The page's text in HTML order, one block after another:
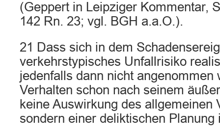
(Geppert in Leipziger Kommentar,
142 Rn. 23; vgl. BGH a.a.O.).
21 Dass sich in dem
verkehrstypisches Unfallrisiko
jedenfalls dann nicht angenommen
Verhalten schon nach seinem
keine Auswirkung des allgemeinen
sondern einer deliktischen Planung